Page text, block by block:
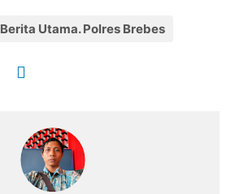
Berita Utama. Polres Brebes